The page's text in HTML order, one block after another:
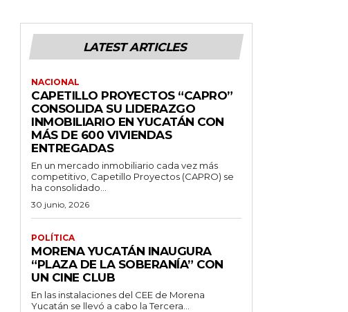
LATEST ARTICLES
NACIONAL
CAPETILLO PROYECTOS “CAPRO”
CONSOLIDA SU LIDERAZGO
INMOBILIARIO EN YUCATÁN CON
MÁS DE 600 VIVIENDAS
ENTREGADAS
En un mercado inmobiliario cada vez más
competitivo, Capetillo Proyectos (CAPRO) se
ha consolidado...
30 junio, 2026
POLÍTICA
MORENA YUCATÁN INAUGURA
“PLAZA DE LA SOBERANÍA” CON
UN CINE CLUB
En las instalaciones del CEE de Morena
Yucatán se llevó a cabo la Tercera...